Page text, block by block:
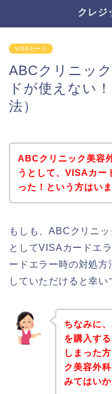
クレジ
VISAカード
ABCクリニッ
ドが使えない
法）
ABCクリニック美容
うとして、VISAカー
った！という方はい
もしも、ABCクリニ
としてVISAカードエ
ードエラー時の対処方
していただけると幸い
ちなみに
を購入す
しまった
ク美容外
みてはい